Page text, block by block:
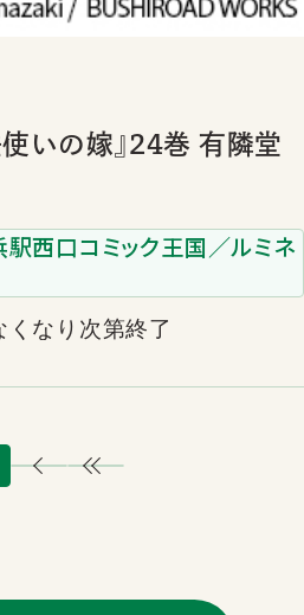
の嫁』24巻 有隣堂
西口コミック王国／ルミネ
なり次第終了